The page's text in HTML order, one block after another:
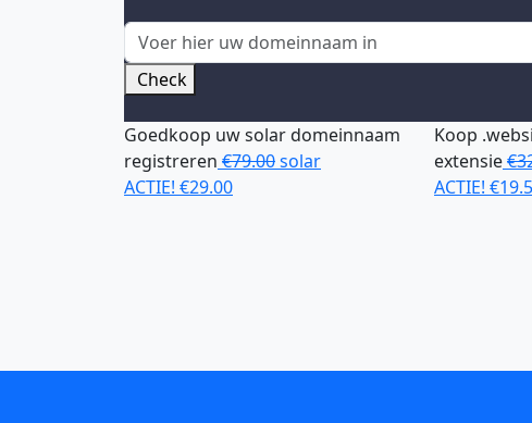
Check
Goedkoop uwsolardomeinnaam
registreren €79.00solar
ACTIE! €29.00
Koop .
extensie
ACTIE!